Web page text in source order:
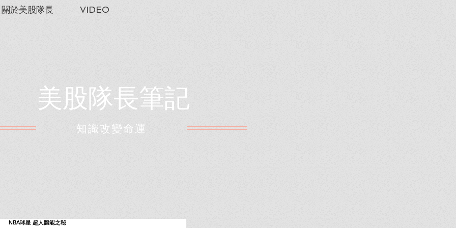
關於美股隊長 VIDEO
美股隊長筆記
​知識改變命運